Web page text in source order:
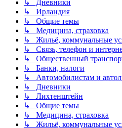
↳ Дневники
↳ Ирландия
↳ Общие темы
↳ Медицина, страховка
↳ Жильё, коммунальные
↳ Связь, телефон и
↳ Общественный
↳ Банки, налоги
↳ Автомобилистам и
↳ Дневники
↳ Лихтенштейн
↳ Общие темы
↳ Медицина, страховка
↳ Жильё, коммунальные